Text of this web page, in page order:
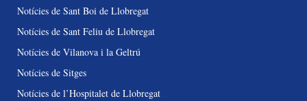
Notícies de Sant Boi de Llobregat
Notícies de Sant Feliu de Llobregat
Notícies de Vilanova i la Geltrú
Notícies de Sitges
Notícies de l’Hospitalet de Llobregat